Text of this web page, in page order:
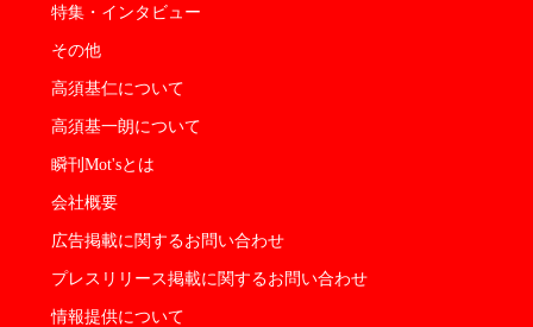
特集・インタビュー
その他
高須基仁について
高須基一朗について
瞬刊Mot'sとは
会社概要
広告掲載に関するお問い合わせ
プレスリリース掲載に関するお問い合わせ
情報提供について